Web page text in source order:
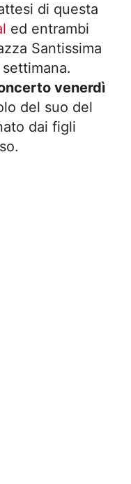
di questa
ed entrambi
Santissima
venerdì
del suo del
dai figli